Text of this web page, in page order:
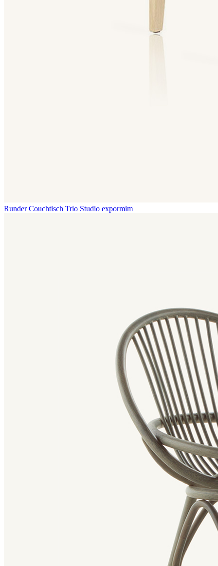
Runder Couchtisch Trio Studio expormim